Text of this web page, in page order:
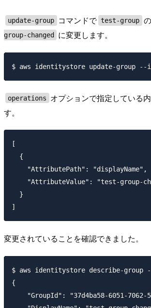
update-group コマンドで test-group
group-changed
に変更します。
operations
オプションで指定している
す。
[
  {
    "AttributePath": "displayName",
"AttributeValue": "test-group-
  }
変更されていることを確認できました。
$ aws identitystore describe-group
{
"GroupId": "37d4ba58-6051-7062-